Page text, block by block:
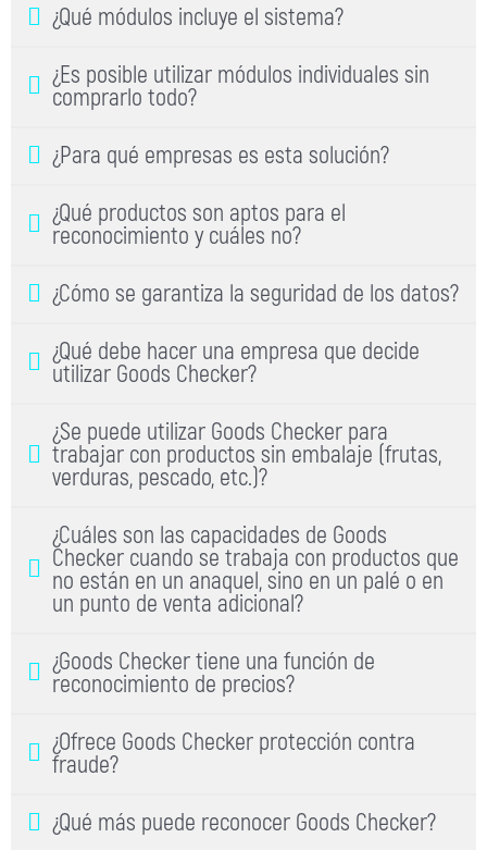
¿Qué módulos incluye el sistema?
¿Es posible utilizar módulos individuales sin
comprarlo todo?
¿Para qué empresas es esta solución?
¿Qué productos son aptos para el
reconocimiento y cuáles no?
¿Cómo se garantiza la seguridad de los datos?
¿Qué debe hacer una empresa que decide
utilizar Goods Checker?
¿Se puede utilizar Goods Checker para
trabajar con productos sin embalaje (frutas,
verduras, pescado, etc.)?
¿Cuáles son las capacidades de Goods
Checker cuando se trabaja con productos que
no están en un anaquel, sino en un palé o en
un punto de venta adicional?
¿Goods Checker tiene una función de
reconocimiento de precios?
¿Ofrece Goods Checker protección contra
fraude?
¿Qué más puede reconocer Goods Checker?